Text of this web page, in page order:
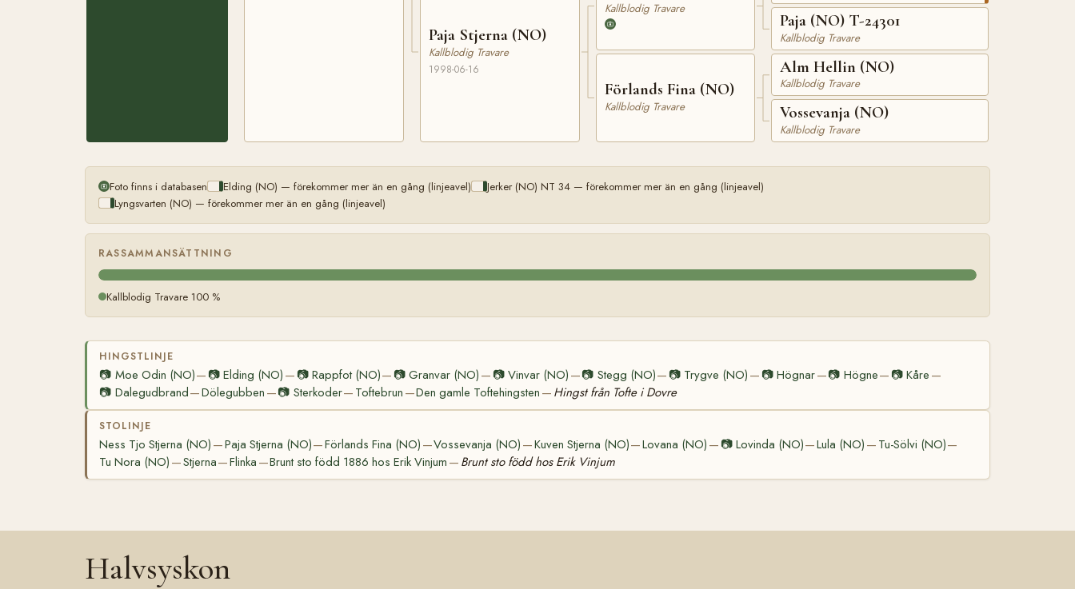
Paja Stjerna (NO)
Kallblodig Travare
1998-06-16
Kallblodig Travare
Förlands Fina (NO)
Kallblodig Travare
Paja (NO) T-24301
Kallblodig Travare
Alm Hellin (NO)
Kallblodig Travare
Vossevanja (NO)
Kallblodig Travare
Foto finns i databasen Elding (NO) — förekommer mer än en gång (linjeavel)
Jerker (NO) NT 34 — förekommer mer än en gång (linjeavel)
Lyngsvarten (NO) — förekommer mer än en gång (linjeavel)
RASSAMMANSÄTTNING
Kallblodig Travare 100 %
HINGSTLINJE
📷 Moe Odin (NO)— 📷Elding (NO) — 📷 Rappfot (NO)— 📷 Granvar (NO) — 📷Vinvar (NO) —📷 Stegg (NO)— 📷 Trygve (NO) — 📷Högnar—📷 Högne— 📷Kåre —
📷 Dalegudbrand—Dölegubben —📷 Sterkoder— Toftebrun —Den gamle Toftehingsten — Hingst från Tofte i Dovre
STOLINJE
Ness Tjo Stjerna (NO) —Paja Stjerna (NO)—Förlands Fina (NO) —Vossevanja (NO) —Kuven Stjerna (NO)—Lovana (NO) — 📷 Lovinda (NO)—Lula (NO) — Tu-Sölvi (NO)—
Tu Nora (NO) —Stjerna—Flinka —Brunt sto född 1886 hos Erik Vinjum — Brunt sto född hos Erik Vinjum
Halvsyskon